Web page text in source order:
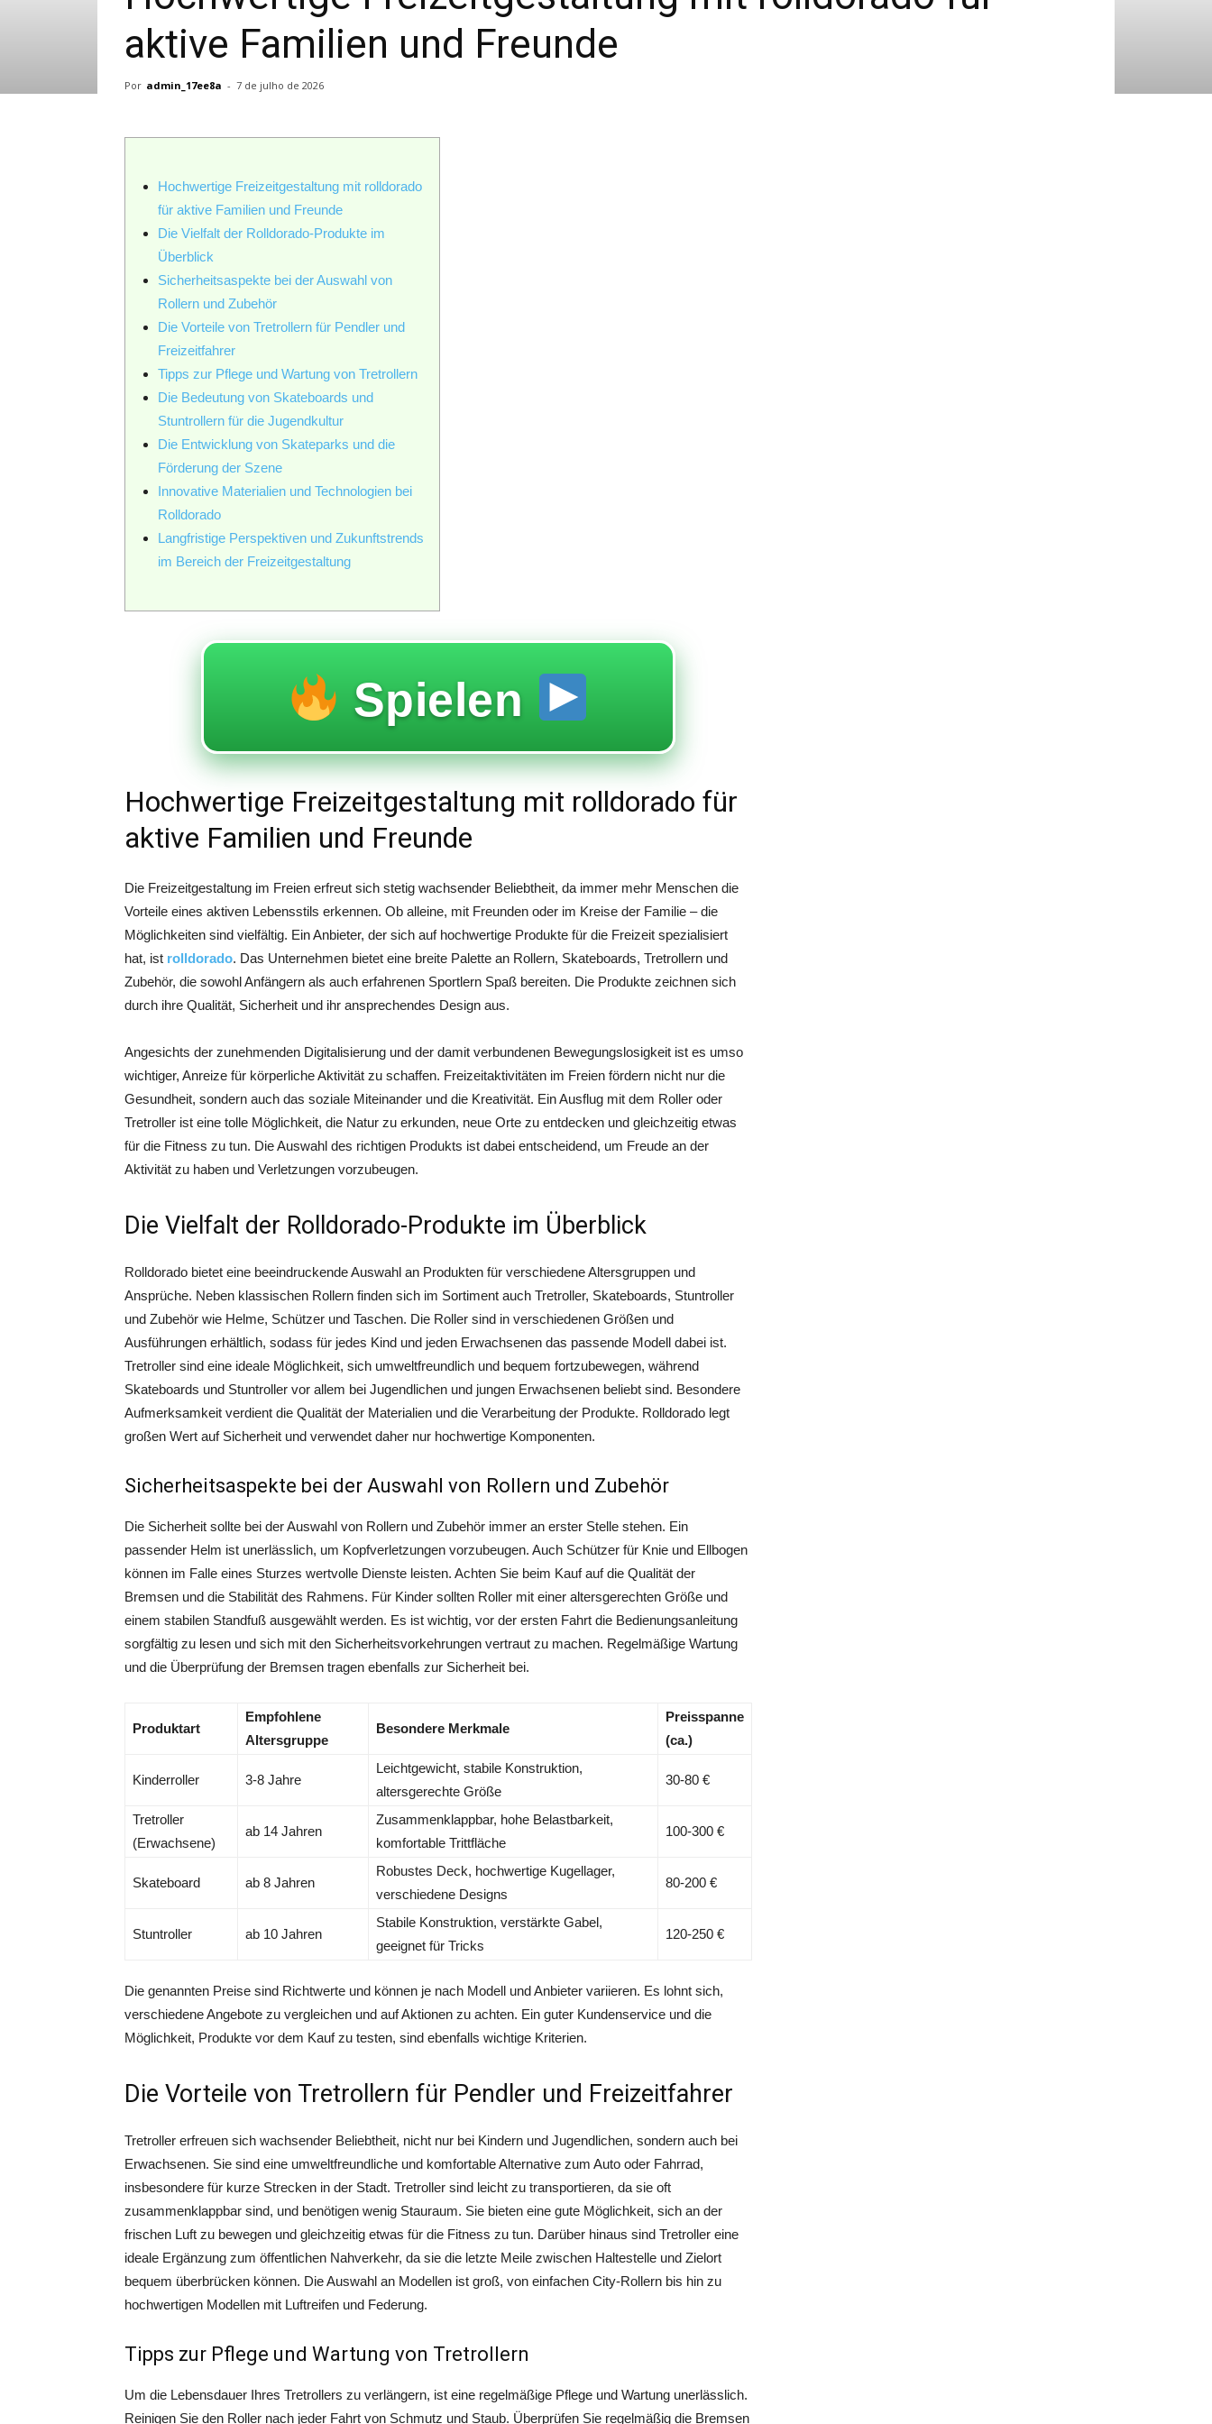
aktive Familien und Freunde
Por admin_17ee8a - 7 de julho de 2026
Hochwertige Freizeitgestaltung mit rolldorado
für aktive Familien und Freunde
Die Vielfalt der Rolldorado-Produkte im
Überblick
Sicherheitsaspekte bei der Auswahl von
Rollern und Zubehör
Die Vorteile von Tretrollern für Pendler und
Freizeitfahrer
Tipps zur Pflege und Wartung von Tretrollern
Die Bedeutung von Skateboards und
Stuntrollern für die Jugendkultur
Die Entwicklung von Skateparks und die
Förderung der Szene
Innovative Materialien und Technologien bei
Rolldorado
Langfristige Perspektiven und Zukunftstrends
im Bereich der Freizeitgestaltung
Spielen
Hochwertige Freizeitgestaltung mit rolldorado für
aktive Familien und Freunde
Die Freizeitgestaltung im Freien erfreut sich stetig wachsender Beliebtheit, da immer mehr Menschen die
Vorteile eines aktiven Lebensstils erkennen. Ob alleine, mit Freunden oder im Kreise der Familie – die
Möglichkeiten sind vielfältig. Ein Anbieter, der sich auf hochwertige Produkte für die Freizeit spezialisiert
hat, ist rolldorado. Das Unternehmen bietet eine breite Palette an Rollern, Skateboards, Tretrollern und
Zubehör, die sowohl Anfängern als auch erfahrenen Sportlern Spaß bereiten. Die Produkte zeichnen sich
durch ihre Qualität, Sicherheit und ihr ansprechendes Design aus.
Angesichts der zunehmenden Digitalisierung und der damit verbundenen Bewegungslosigkeit ist es umso
wichtiger, Anreize für körperliche Aktivität zu schaffen. Freizeitaktivitäten im Freien fördern nicht nur die
Gesundheit, sondern auch das soziale Miteinander und die Kreativität. Ein Ausflug mit dem Roller oder
Tretroller ist eine tolle Möglichkeit, die Natur zu erkunden, neue Orte zu entdecken und gleichzeitig etwas
für die Fitness zu tun. Die Auswahl des richtigen Produkts ist dabei entscheidend, um Freude an der
Aktivität zu haben und Verletzungen vorzubeugen.
Die Vielfalt der Rolldorado-Produkte im Überblick
Rolldorado bietet eine beeindruckende Auswahl an Produkten für verschiedene Altersgruppen und
Ansprüche. Neben klassischen Rollern finden sich im Sortiment auch Tretroller, Skateboards, Stuntroller
und Zubehör wie Helme, Schützer und Taschen. Die Roller sind in verschiedenen Größen und
Ausführungen erhältlich, sodass für jedes Kind und jeden Erwachsenen das passende Modell dabei ist.
Tretroller sind eine ideale Möglichkeit, sich umweltfreundlich und bequem fortzubewegen, während
Skateboards und Stuntroller vor allem bei Jugendlichen und jungen Erwachsenen beliebt sind. Besondere
Aufmerksamkeit verdient die Qualität der Materialien und die Verarbeitung der Produkte. Rolldorado legt
großen Wert auf Sicherheit und verwendet daher nur hochwertige Komponenten.
Sicherheitsaspekte bei der Auswahl von Rollern und Zubehör
Die Sicherheit sollte bei der Auswahl von Rollern und Zubehör immer an erster Stelle stehen. Ein
passender Helm ist unerlässlich, um Kopfverletzungen vorzubeugen. Auch Schützer für Knie und Ellbogen
können im Falle eines Sturzes wertvolle Dienste leisten. Achten Sie beim Kauf auf die Qualität der
Bremsen und die Stabilität des Rahmens. Für Kinder sollten Roller mit einer altersgerechten Größe und
einem stabilen Standfuß ausgewählt werden. Es ist wichtig, vor der ersten Fahrt die Bedienungsanleitung
sorgfältig zu lesen und sich mit den Sicherheitsvorkehrungen vertraut zu machen. Regelmäßige Wartung
und die Überprüfung der Bremsen tragen ebenfalls zur Sicherheit bei.
Produktart
Empfohlene
Altersgruppe
Besondere Merkmale
Preisspanne
(ca.)
Kinderroller 3-8 Jahre
Leichtgewicht, stabile Konstruktion,
altersgerechte Größe
30-80 €
Tretroller
(Erwachsene)
ab 14 Jahren
Zusammenklappbar, hohe Belastbarkeit,
komfortable Trittfläche
100-300 €
Skateboard ab 8 Jahren
Robustes Deck, hochwertige Kugellager,
verschiedene Designs
80-200 €
Stuntroller ab 10 Jahren
Stabile Konstruktion, verstärkte Gabel,
geeignet für Tricks
120-250 €
Die genannten Preise sind Richtwerte und können je nach Modell und Anbieter variieren. Es lohnt sich,
verschiedene Angebote zu vergleichen und auf Aktionen zu achten. Ein guter Kundenservice und die
Möglichkeit, Produkte vor dem Kauf zu testen, sind ebenfalls wichtige Kriterien.
Die Vorteile von Tretrollern für Pendler und Freizeitfahrer
Tretroller erfreuen sich wachsender Beliebtheit, nicht nur bei Kindern und Jugendlichen, sondern auch bei
Erwachsenen. Sie sind eine umweltfreundliche und komfortable Alternative zum Auto oder Fahrrad,
insbesondere für kurze Strecken in der Stadt. Tretroller sind leicht zu transportieren, da sie oft
zusammenklappbar sind, und benötigen wenig Stauraum. Sie bieten eine gute Möglichkeit, sich an der
frischen Luft zu bewegen und gleichzeitig etwas für die Fitness zu tun. Darüber hinaus sind Tretroller eine
ideale Ergänzung zum öffentlichen Nahverkehr, da sie die letzte Meile zwischen Haltestelle und Zielort
bequem überbrücken können. Die Auswahl an Modellen ist groß, von einfachen City-Rollern bis hin zu
hochwertigen Modellen mit Luftreifen und Federung.
Tipps zur Pflege und Wartung von Tretrollern
Um die Lebensdauer Ihres Tretrollers zu verlängern, ist eine regelmäßige Pflege und Wartung unerlässlich.
Reinigen Sie den Roller nach jeder Fahrt von Schmutz und Staub. Überprüfen Sie regelmäßig die Bremsen